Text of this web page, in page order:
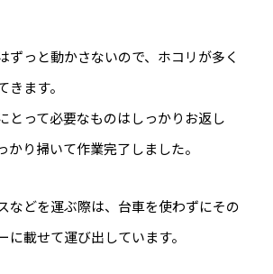
ずっと動かさないので、ホコリが多く
きます。
とって必要なものはしっかりお返し
かり掃いて作業完了しました。
などを運ぶ際は、台車を使わずにその
に載せて運び出しています。